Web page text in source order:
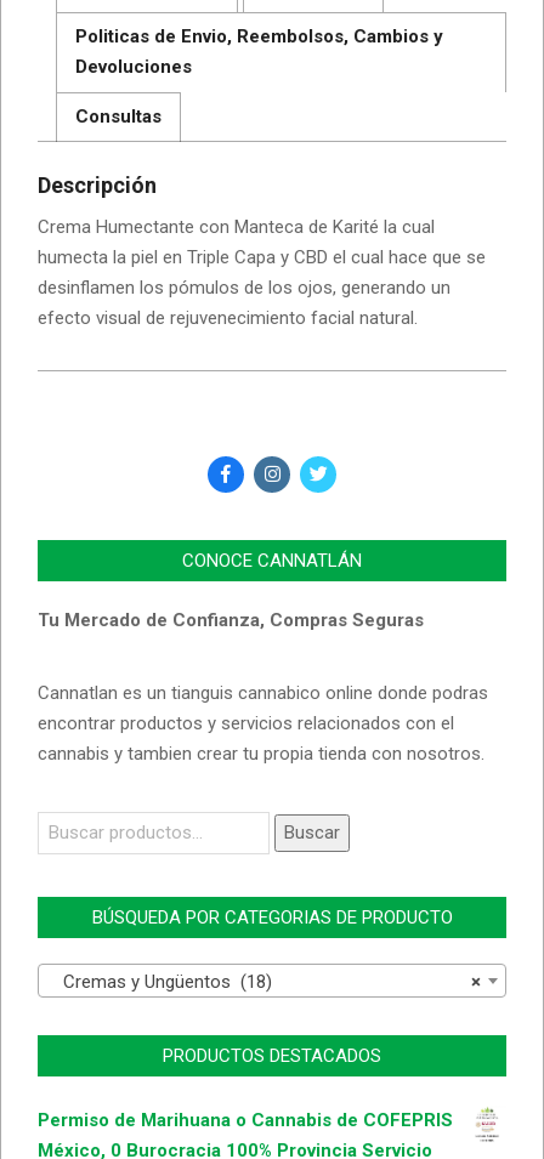
Politicas de Envio, Reembolsos, Cambios y
Devoluciones
Consultas
Descripción
Crema Humectante con Manteca de Karité la cual
humecta la piel en Triple Capa y CBD el cual hace que se
desinflamen los pómulos de los ojos, generando un
efecto visual de rejuvenecimiento facial natural.
CONOCE CANNATLÁN
Tu Mercado de Confianza, Compras Seguras
Cannatlan es un tianguis cannabico online donde podras
encontrar productos y servicios relacionados con el
cannabis y tambien crear tu propia tienda con nosotros.
Buscar
por:
Buscar
BÚSQUEDA POR CATEGORIAS DE PRODUCTO
×
Cremas y Ungüentos (18)
PRODUCTOS DESTACADOS
Permiso de Marihuana o Cannabis de COFEPRIS
México, 0 Burocracia 100% Provincia Servicio